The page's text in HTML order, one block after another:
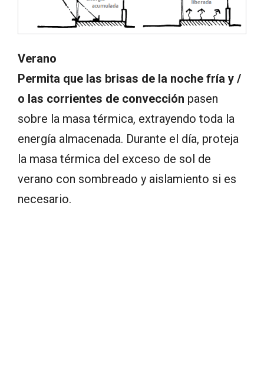
Verano
Permita que las brisas de la noche fría y /
o las corrientes de convección pasen
sobre la masa térmica, extrayendo toda la
energía almacenada. Durante el día, proteja
la masa térmica del exceso de sol de
verano con sombreado y aislamiento si es
necesario.